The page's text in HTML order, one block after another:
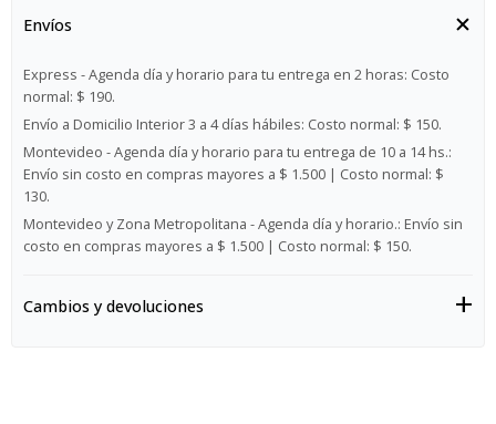
Envíos
Express - Agenda día y horario para tu entrega en 2 horas: Costo
normal: $ 190.
Envío a Domicilio Interior 3 a 4 días hábiles: Costo normal: $ 150.
Montevideo - Agenda día y horario para tu entrega de 10 a 14 hs.:
Envío sin costo en compras mayores a $ 1.500 | Costo normal: $
130.
Montevideo y Zona Metropolitana - Agenda día y horario.: Envío sin
costo en compras mayores a $ 1.500 | Costo normal: $ 150.
Cambios y devoluciones